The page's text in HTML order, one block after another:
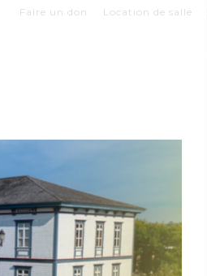
Faire un don Location de salle